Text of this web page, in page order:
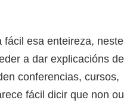
fácil esa enteireza, neste
a dar explicacións de
conferencias, cursos,
fácil dicir que non ou